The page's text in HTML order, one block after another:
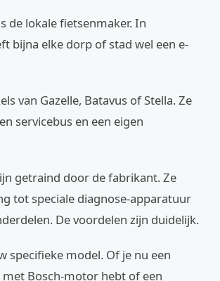
de lokale fietsenmaker. In
bijna elke dorp of stad wel een e-
van Gazelle, Batavus of Stella. Ze
servicebus en een eigen
getraind door de fabrikant. Ze
tot speciale diagnose-apparatuur
De voordelen zijn duidelijk.
specifieke model. Of je nu een
met Bosch-motor hebt of een